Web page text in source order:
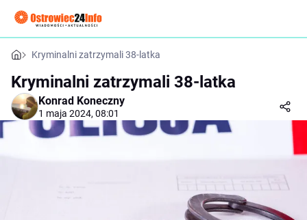
Kryminalni zatrzymali 38-latka
Kryminalni zatrzymali 38-latka
Konrad Koneczny
1 maja 2024, 08:01